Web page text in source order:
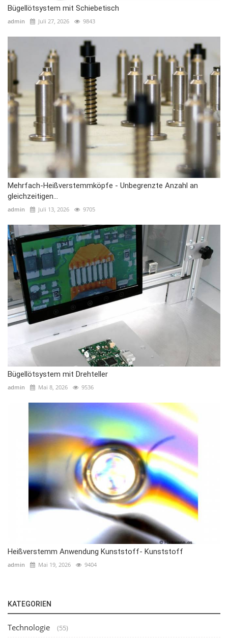
Bügellötsystem mit Schiebetisch
admin Juli 27, 2026 9843
Mehrfach-Heißverstemmköpfe - Unbegrenzte Anzahl an
gleichzeitigen...
admin Juli 13, 2026 9705
Bügellötsystem mit Drehteller
admin Mai 8, 2026 9536
Heißverstemm Anwendung Kunststoff- Kunststoff
admin Mai 19, 2026 9404
KATEGORIEN
Technologie (55)